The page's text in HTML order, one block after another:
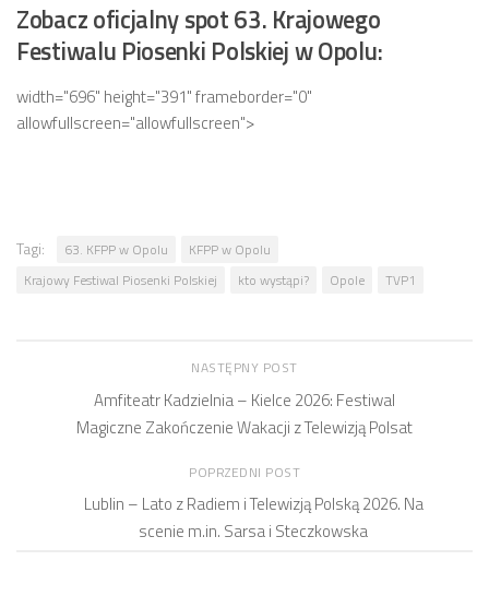
Zobacz oficjalny spot 63. Krajowego
Festiwalu Piosenki Polskiej w Opolu:
width="696" height="391" frameborder="0"
allowfullscreen="allowfullscreen">
Tagi: 63. KFPP w Opolu
KFPP w Opolu
Krajowy Festiwal Piosenki Polskiej
kto wystąpi? Opole TVP1
NASTĘPNY POST
Amfiteatr Kadzielnia – Kielce 2026: Festiwal
Magiczne Zakończenie Wakacji z Telewizją Polsat
POPRZEDNI POST
Lublin – Lato z Radiem i Telewizją Polską 2026. Na
scenie m.in. Sarsa i Steczkowska